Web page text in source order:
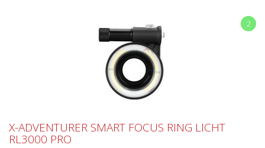
2
X-ADVENTURER SMART FOCUS RING LICHT
RL3000 PRO